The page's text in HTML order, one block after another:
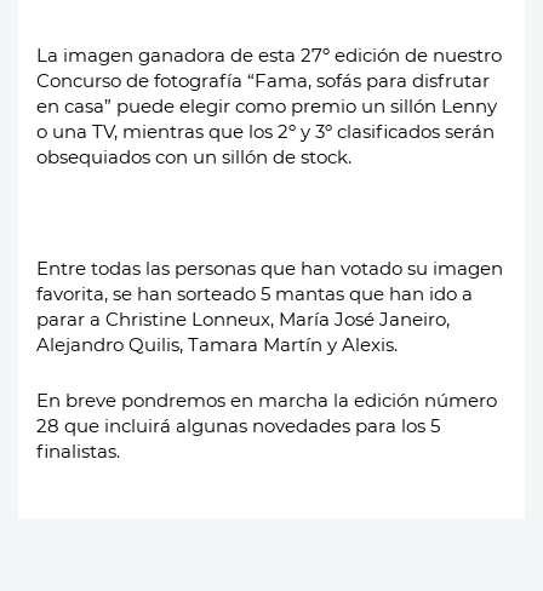
La imagen ganadora de esta 27º edición de nuestro
Concurso de fotografía “Fama, sofás para disfrutar
en casa” puede elegir como premio un sillón Lenny
o una TV, mientras que los 2º y 3º clasificados serán
obsequiados con un sillón de stock.
Entre todas las personas que han votado su imagen
favorita, se han sorteado 5 mantas que han ido a
parar a Christine Lonneux, María José Janeiro,
Alejandro Quilis, Tamara Martín y Alexis.
En breve pondremos en marcha la edición número
28 que incluirá algunas novedades para los 5
finalistas.